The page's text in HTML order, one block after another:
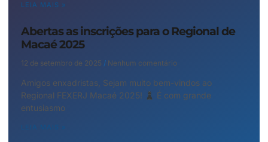
LEIA MAIS »
Abertas as inscrições para o Regional de
Macaé 2025
12 de setembro de 2025 Nenhum comentário
Amigos enxadristas, Sejam muito bem-vindos ao
Regional FEXERJ Macaé 2025!
É com grande
entusiasmo
LEIA MAIS »